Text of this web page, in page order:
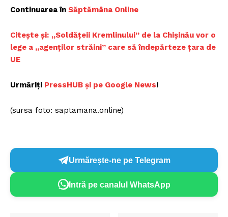
Continuarea în Săptămâna Online
Citește și: „Soldăţeii Kremlinului” de la Chișinău vor o
lege a „agenților străini” care să îndepărteze țara de
UE
Urmăriți PressHUB și pe Google News!
(sursa foto: saptamana.online)
Urmărește-ne pe Telegram
Intră pe canalul WhatsApp